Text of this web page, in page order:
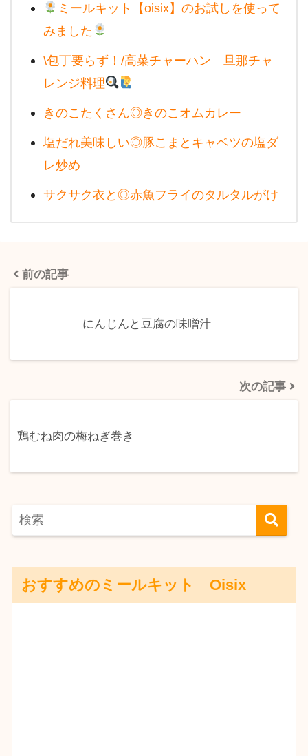
ミールキット【oisix】のお試しを使って
みました
\包丁要らず！/高菜チャーハン 旦那チャ
レンジ料理
きのこたくさん◎きのこオムカレー
塩だれ美味しい◎豚こまとキャベツの塩ダ
レ炒め
サクサク衣と◎赤魚フライのタルタルがけ
前の記事
にんじんと豆腐の味噌汁
次の記事
鶏むね肉の梅ねぎ巻き
おすすめのミールキット Oisix